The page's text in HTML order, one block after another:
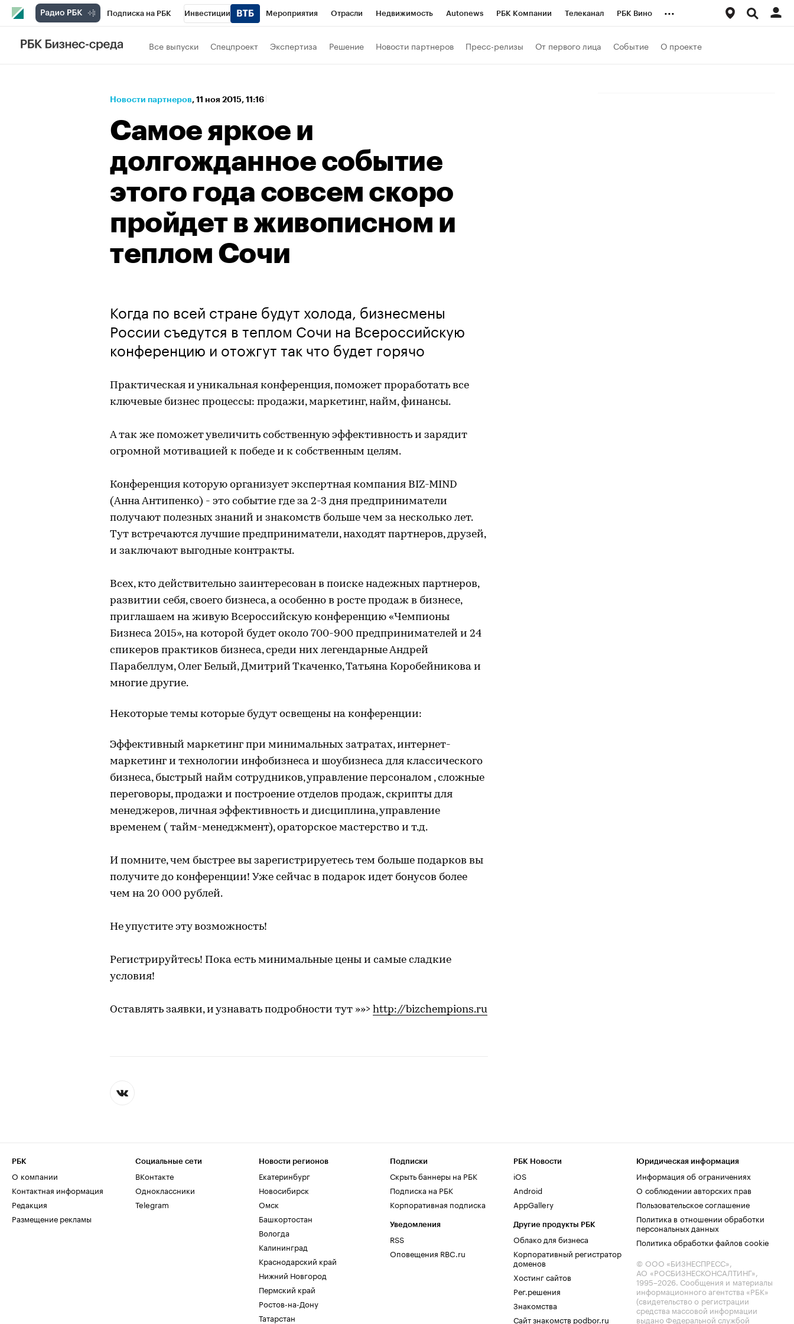
Подписка на РБК Инвестиции Мероприятия Отрасли Недвижимость Autonews РБК Компании Телеканал РБК Вино
Спорт
Технологии и медиа
...
Все выпуски Спецпроект Экспертиза Решение Новости партнеров Пресс-релизы От первого лица Событие О проекте
Новости партнеров⁠, 11 ноя 2015, 11:16
Самое яркое и
долгожданное событие
этого года совсем скоро
пройдет в живописном и
теплом Сочи
Когда по всей стране будут холода, бизнесмены
России съедутся в теплом Сочи на Всероссийскую
конференцию и отожгут так что будет горячо
Практическая и уникальная конференция, поможет проработать все
ключевые бизнес процессы: продажи, маркетинг, найм, финансы.
А так же поможет увеличить собственную эффективность и зарядит
огромной мотивацией к победе и к собственным целям.
Конференция которую организует экспертная компания BIZ-MIND
(Анна Антипенко) - это событие где за 2-3 дня предприниматели
получают полезных знаний и знакомств больше чем за несколько лет.
Тут встречаются лучшие предприниматели, находят партнеров, друзей,
и заключают выгодные контракты.
Всех, кто действительно заинтересован в поиске надежных партнеров,
развитии себя, своего бизнеса, а особенно в росте продаж в бизнесе,
приглашаем на живую Всероссийскую конференцию «Чемпионы
Бизнеса 2015», на которой будет около 700-900 предпринимателей и 24
спикеров практиков бизнеса, среди них легендарные Андрей
Парабеллум, Олег Белый, Дмитрий Ткаченко, Татьяна Коробейникова и
многие другие.
Некоторые темы которые будут освещены на конференции:
Эффективный маркетинг при минимальных затратах, интернет-
маркетинг и технологии инфобизнеса и шоубизнеса для классического
бизнеса, быстрый найм сотрудников, управление персоналом , сложные
переговоры, продажи и построение отделов продаж, скрипты для
менеджеров, личная эффективность и дисциплина, управление
временем ( тайм-менеджмент), ораторское мастерство и т.д.
И помните, чем быстрее вы зарегистрируетесь тем больше подарков вы
получите до конференции! Уже сейчас в подарок идет бонусов более
чем на 20 000 рублей.
Не упустите эту возможность!
Регистрируйтесь! Пока есть минимальные цены и самые сладкие
условия!
Оставлять заявки, и узнавать подробности тут »»> http://bizchempions.ru
РБК
О компании
Контактная информация
Редакция
Размещение рекламы
Социальные сети
ВКонтакте
Одноклассники
Telegram
Новости регионов
Екатеринбург
Новосибирск
Омск
Башкортостан
Вологда
Калининград
Краснодарский край
Нижний Новгород
Пермский край
Ростов-на-Дону
Татарстан
Подписки
Скрыть баннеры на РБК
Подписка на РБК
Корпоративная подписка
Уведомления
RSS
Оповещения RBC.ru
РБК Новости
iOS
Android
AppGallery
Другие продукты РБК
Облако для бизнеса
Корпоративный регистратор
доменов
Хостинг сайтов
Рег.решения
Знакомства
Сайт знакомств podbor.ru
Юридическая информация
Информация об ограничениях
О соблюдении авторских прав
Пользовательское соглашение
Политика в отношении обработки
персональных данных
Политика обработки файлов cookie
© ООО «БИЗНЕСПРЕСС»,
АО «РОСБИЗНЕСКОНСАЛТИНГ»,
1995–2026. Сообщения и материалы
информационного агентства «РБК»
(свидетельство о регистрации
средства массовой информации
выдано Федеральной службой